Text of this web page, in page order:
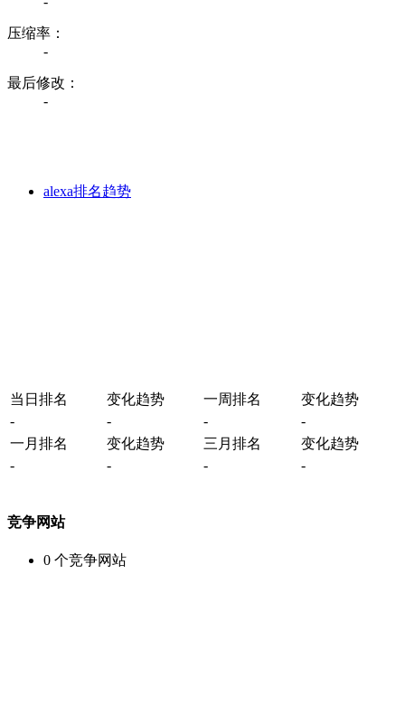
压缩率：
-
最后修改：
-
alexa排名趋势
当日排名 变化趋势 一周排名
变化趋势
-
- -
-
一月排名
变化趋势 三月排名
变化趋势
-
- - -
竞争网站
0 个竞争网站